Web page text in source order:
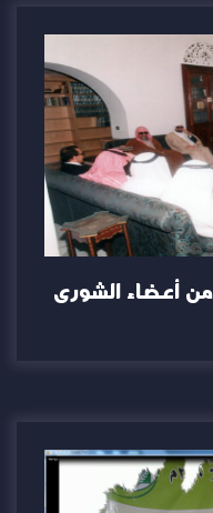
من أعضاء الشورى